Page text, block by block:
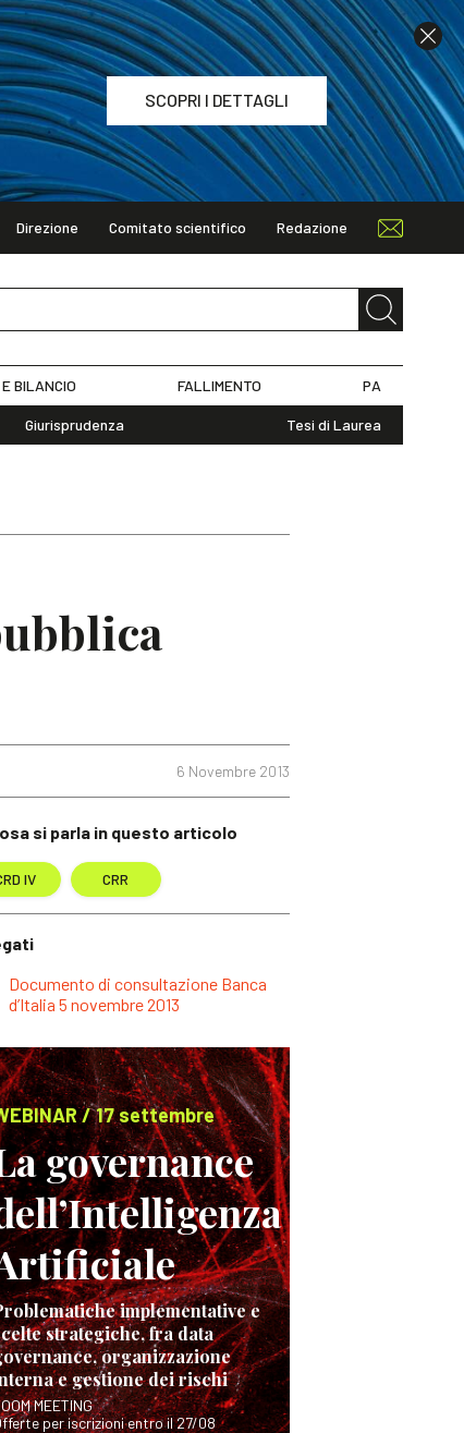
SCOPRI I DETTAGLI
Direzione Comitato scientifico Redazione
BILANCIO FALLIMENTO PA
Giurisprudenza Tesi di Laurea
6 Novembre 2013
si parla in questo articolo
IV CRR
Documento di consultazione Banca
d’Italia 5 novembre 2013
/ 17 settembre
governance
implementative e
strategiche, fra data
organizzazione
e gestione dei rischi
MEETING
per iscrizioni entro il 27/08